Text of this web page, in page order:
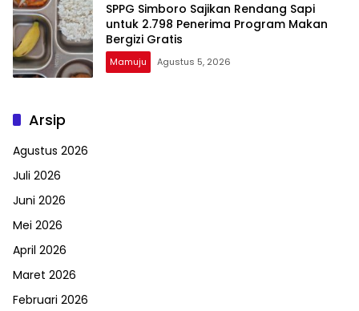
SPPG Simboro Sajikan Rendang Sapi
untuk 2.798 Penerima Program Makan
Bergizi Gratis
Mamuju Agustus 5, 2026
Arsip
Agustus 2026
Juli 2026
Juni 2026
Mei 2026
April 2026
Maret 2026
Februari 2026